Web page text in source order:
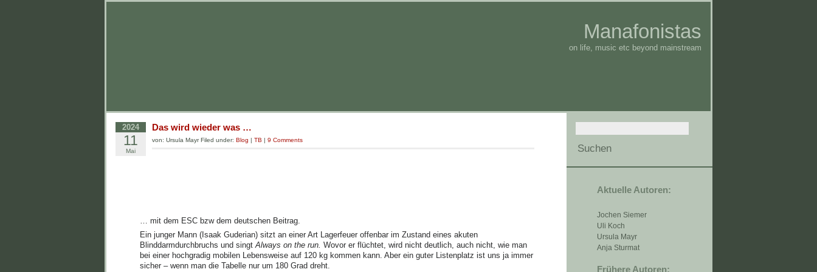
Manafonistas
on life, music etc beyond mainstream
Aktuelle Autoren:
Jochen Siemer
Uli Koch
Ursula Mayr
Anja Sturmat
Frühere Autoren:
2024
11
Mai
Das wird wieder was …
von: Ursula Mayr Filed under: Blog | TB | 9 Comments
… mit dem ESC bzw dem deutschen Beitrag.
Ein junger Mann (Isaak Guderian) sitzt an einer Art Lagerfeuer offenbar im Zustand eines akuten
Blinddarmdurchbruchs und singt Always on the run. Wovor er flüchtet, wird nicht deutlich, auch nicht, wie man
bei einer hochgradig mobilen Lebensweise auf 120 kg kommen kann. Aber ein guter Listenplatz ist uns ja immer
sicher – wenn man die Tabelle nur um 180 Grad dreht.